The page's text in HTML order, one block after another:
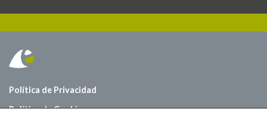
Política de Privacidad
Política de Cookies